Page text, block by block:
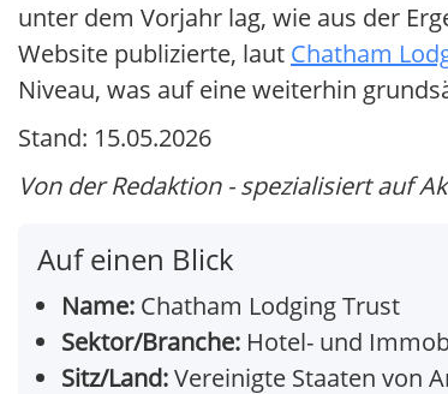
unter dem Vorjahr lag, wie aus der
Website publizierte, laut Chatham
Niveau, was auf eine weiterhin
Stand: 15.05.2026
Von der Redaktion - spezialisiert auf
Auf einen Blick
Name: Chatham Lodging Trust
Sektor/Branche: Hotel- und
Sitz/Land:Vereinigte Staaten von